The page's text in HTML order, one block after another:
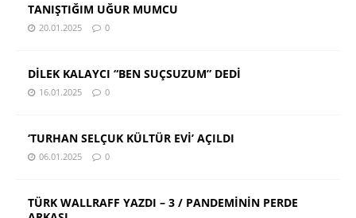
TANIŞTIĞIM UĞUR MUMCU
20.01.2025 0
DİLEK KALAYCI “BEN SUÇSUZUM” DEDİ
16.01.2025 0
‘TURHAN SELÇUK KÜLTÜR EVİ’ AÇILDI
06.01.2025 0
TÜRK WALLRAFF YAZDI – 3 / PANDEMİNİN PERDE